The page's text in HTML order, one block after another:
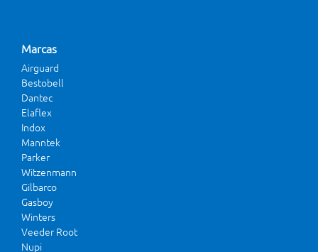
Marcas
Airguard
Bestobell
Dantec
Elaflex
Indox
Manntek
Parker
Witzenmann
Gilbarco
Gasboy
Winters
Veeder Root
Nupi